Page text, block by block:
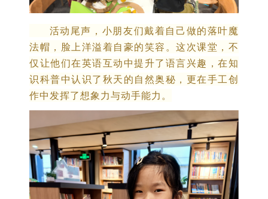
活动尾声，小朋友们戴着自己做的落叶魔
法帽，脸上洋溢着自豪的笑容。这次课堂，不
仅让他们在英语互动中提升了语言兴趣，在知
识科普中认识了秋天的自然奥秘，更在手工创
作中发挥了想象力与动手能力。